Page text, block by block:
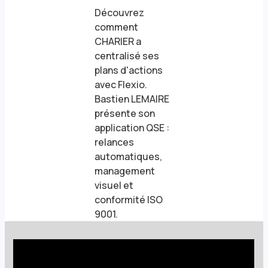
Découvrez
comment
CHARIER a
centralisé ses
plans d'actions
avec Flexio.
Bastien LEMAIRE
présente son
application QSE :
relances
automatiques,
management
visuel et
conformité ISO
9001.